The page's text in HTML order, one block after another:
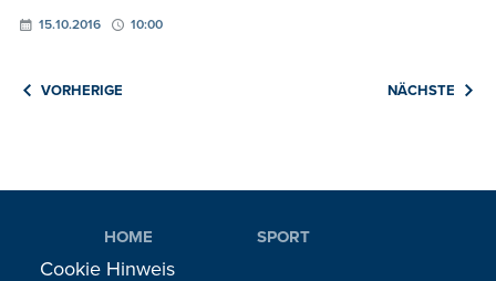
15.10.2016 10:00
VORHERIGE NÄCHSTE
HOME
REGIONAL
SPORT
Cookie Hinweis